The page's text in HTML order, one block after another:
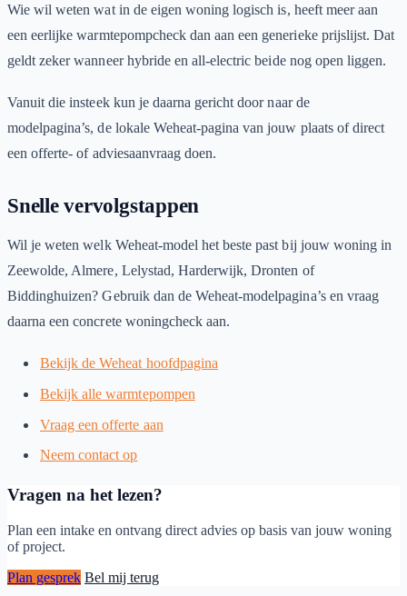
Wie wil weten wat in de eigen woning logisch is, heeft meer aan
een eerlijke warmtepompcheck dan aan een generieke prijslijst. Dat
geldt zeker wanneer hybride en all-electric beide nog open liggen.
Vanuit die insteek kun je daarna gericht door naar de
modelpagina’s, de lokale Weheat-pagina van jouw plaats of direct
een offerte- of adviesaanvraag doen.
Snelle vervolgstappen
Wil je weten welk Weheat-model het beste past bij jouw woning in
Zeewolde, Almere, Lelystad, Harderwijk, Dronten of
Biddinghuizen? Gebruik dan de Weheat-modelpagina’s en vraag
daarna een concrete woningcheck aan.
Bekijk de Weheat hoofdpagina
Bekijk alle warmtepompen
Vraag een offerte aan
Neem contact op
Vragen na het lezen?
Plan een intake en ontvang direct advies op basis van jouw woning
of project.
Plan gesprek Bel mij terug